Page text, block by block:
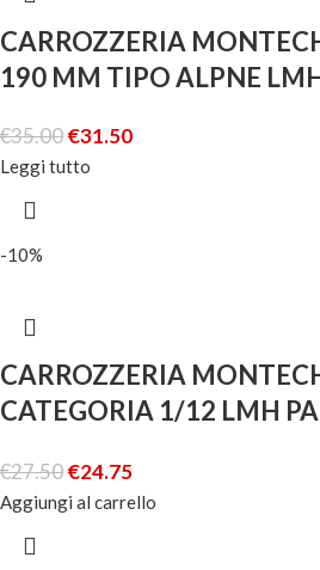
CARROZZERIA
190 MM TIPO ALPNE
€35.00€31.50
Leggi tutto
-10%
CARROZZERIA
CATEGORIA 1/12 LMH
€27.50€24.75
Aggiungi al carrello